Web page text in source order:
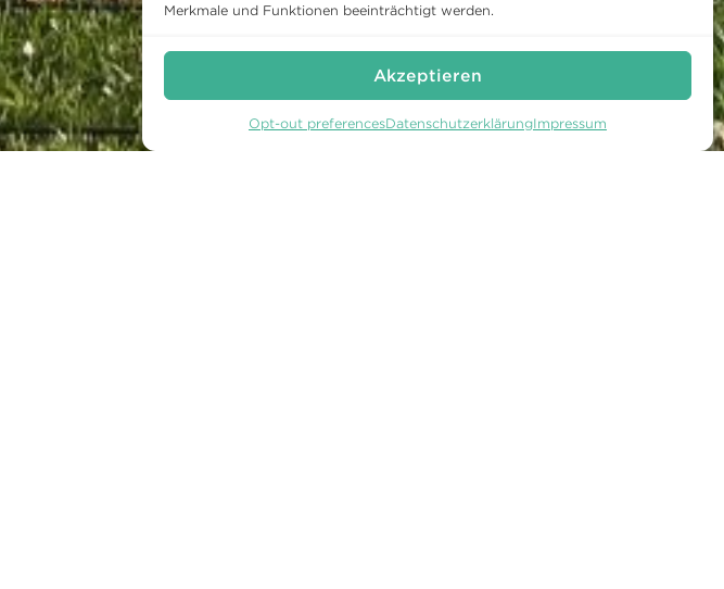
Merkmale und Funktionen beeinträchtigt werden.
Akzeptieren
Opt-out preferencesDatenschutzerklärungImpressum